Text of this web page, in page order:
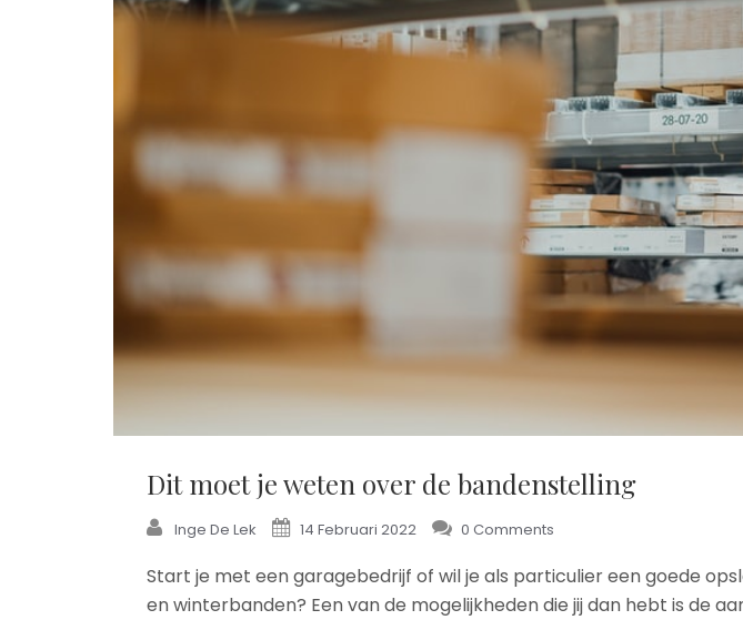
Dit moet je weten over de bandenstelling
Inge De Lek 14 Februari 2022 0 Comments
Start je met een garagebedrijf of wil je als particulier een goede
en winterbanden? Een van de mogelijkheden die jij dan hebt is de